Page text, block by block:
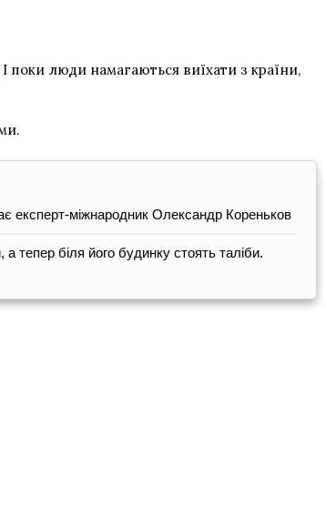
І поки люди намагаються виїхати з країни,
експерт-міжнародник Олександр Кореньков
тепер біля його будинку стоять таліби.